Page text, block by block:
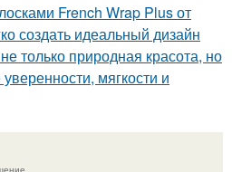
French Wrap Plus от
создать идеальный дизайн
только природная красота, но
мягкости и